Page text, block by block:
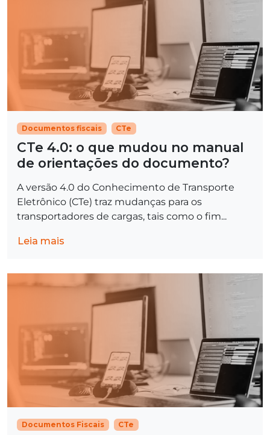
Documentos fiscais CTe
CTe 4.0: o que mudou no manual
de orientações do documento?
A versão 4.0 do Conhecimento de Transporte
Eletrônico (CTe) traz mudanças para os
transportadores de cargas, tais como o fim...
Leia mais
Documentos Fiscais CTe